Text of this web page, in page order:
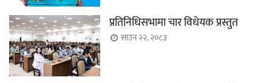
प्रतिनिधिसभामा चार विधेयक प्रस्तुत
साउन २२, २०८३